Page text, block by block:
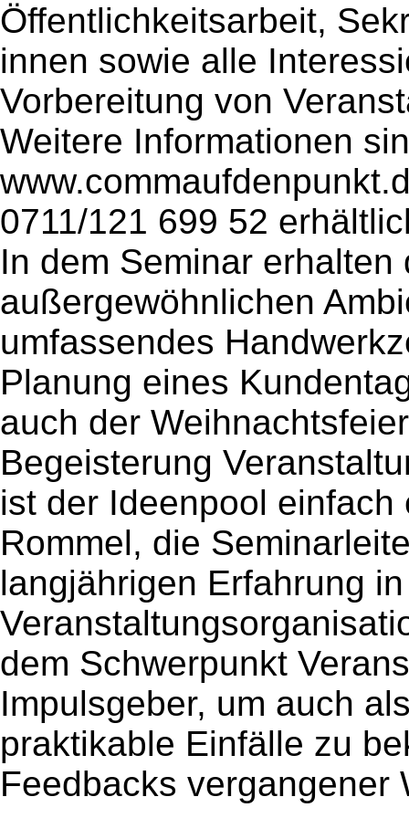
Öffentlichkeitsarbeit,
innen sowie alle
Vorbereitung von
Weitere Informationen
0711/121 699 52
In dem Seminar erhalten
außergewöhnlichen
umfassendes
Planung eines
auch der
Begeisterung
ist der Ideenpool einfach
Rommel, die
langjährigen Erfahrung
dem Schwerpunkt
Impulsgeber, um auch
praktikable Einfälle zu
Feedbacks vergangener